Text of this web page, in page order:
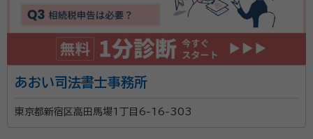
あおい司法書士事務所
東京都新宿区高田馬場1丁目6-16-303